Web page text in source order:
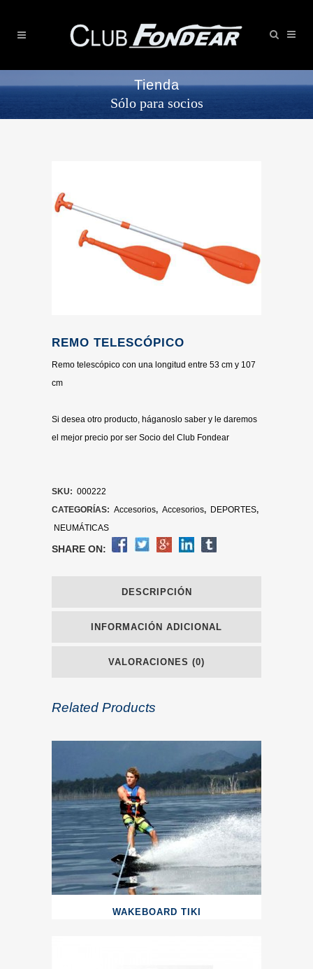
Tienda
Sólo para socios
REMO TELESCÓPICO
Remo telescópico con una longitud entre 53 cm y 107
cm
Si desea otro producto, háganoslo saber y le daremos
el mejor precio por ser Socio del Club Fondear
SKU: 000222
CATEGORÍAS: Accesorios, Accesorios, DEPORTES,
NEUMÁTICAS
SHARE ON:
DESCRIPCIÓN
INFORMACIÓN ADICIONAL
VALORACIONES (0)
Related Products
WAKEBOARD TIKI